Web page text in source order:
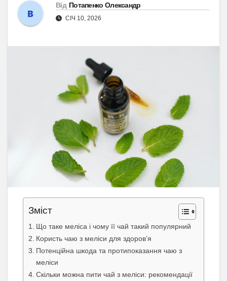
Від Потапенко Олександр
СІЧ 10, 2026
Зміст
Що таке меліса і чому її чай такий популярний
Користь чаю з меліси для здоров’я
Потенційна шкода та протипоказання чаю з
меліси
Скільки можна пити чай з меліси: рекомендації